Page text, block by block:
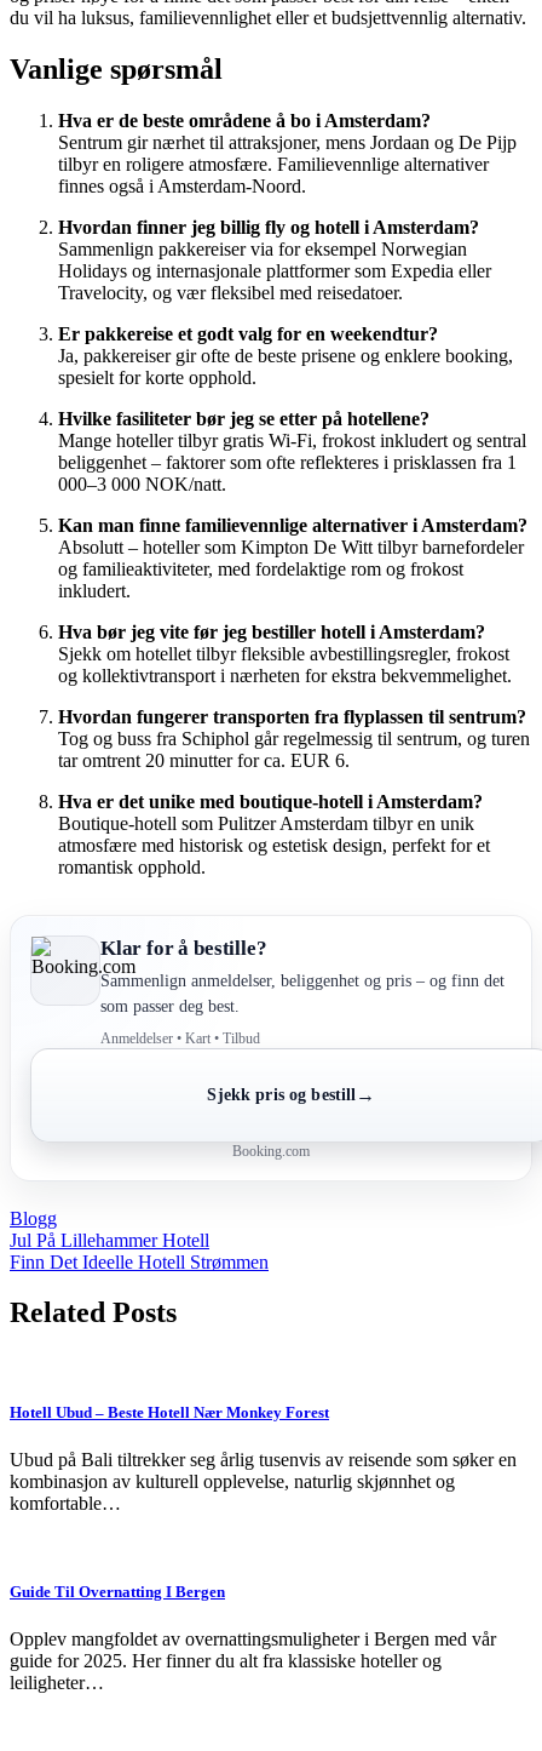
du vil ha luksus, familievennlighet eller et budsjettvennlig alternativ.
Vanlige spørsmål
Hva er de beste områdene å bo i Amsterdam?
Sentrum gir nærhet til attraksjoner, mens Jordaan og De Pijp
tilbyr en roligere atmosfære. Familievennlige alternativer
finnes også i Amsterdam-Noord.
Hvordan finner jeg billig fly og hotell i Amsterdam?
Sammenlign pakkereiser via for eksempel Norwegian
Holidays og internasjonale plattformer som Expedia eller
Travelocity, og vær fleksibel med reisedatoer.
Er pakkereise et godt valg for en weekendtur?
Ja, pakkereiser gir ofte de beste prisene og enklere booking,
spesielt for korte opphold.
Hvilke fasiliteter bør jeg se etter på hotellene?
Mange hoteller tilbyr gratis Wi-Fi, frokost inkludert og sentral
beliggenhet – faktorer som ofte reflekteres i prisklassen fra 1
000–3 000 NOK/natt.
Kan man finne familievennlige alternativer i Amsterdam?
Absolutt – hoteller som Kimpton De Witt tilbyr barnefordeler
og familieaktiviteter, med fordelaktige rom og frokost
inkludert.
Hva bør jeg vite før jeg bestiller hotell i Amsterdam?
Sjekk om hotellet tilbyr fleksible avbestillingsregler, frokost
og kollektivtransport i nærheten for ekstra bekvemmelighet.
Hvordan fungerer transporten fra flyplassen til sentrum?
Tog og buss fra Schiphol går regelmessig til sentrum, og turen
tar omtrent 20 minutter for ca. EUR 6.
Hva er det unike med boutique-hotell i Amsterdam?
Boutique-hotell som Pulitzer Amsterdam tilbyr en unik
atmosfære med historisk og estetisk design, perfekt for et
romantisk opphold.
Klar for å bestille?
Sammenlign anmeldelser, beliggenhet og pris – og finn det
som passer deg best.
Anmeldelser • Kart • Tilbud
Sjekk pris og bestill →
Booking.com
Blogg
Post
navigation
Jul På Lillehammer Hotell
Finn Det Ideelle Hotell Strømmen
Related Posts
Hotell Ubud – Beste Hotell Nær Monkey Forest
Ubud på Bali tiltrekker seg årlig tusenvis av reisende som søker en
kombinasjon av kulturell opplevelse, naturlig skjønnhet og
komfortable…
Guide Til Overnatting I Bergen
Opplev mangfoldet av overnattingsmuligheter i Bergen med vår
guide for 2025. Her finner du alt fra klassiske hoteller og
leiligheter…